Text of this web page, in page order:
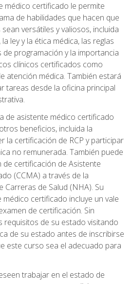
médico certificado le permite
de habilidades que hacen que
versátiles y valiosos, incluida
ley y la ética médica, las reglas
de programación y la importancia
clínicos certificados como
atención médica. También estará
tareas desde la oficina principal
de asistente médico certificado
beneficios, incluida la
la certificación de RCP y participar
no remunerada. También puede
certificación de Asistente
(CCMA) a través de la
de Salud (NHA). Su
certificado incluye un vale
de certificación. Sin
requisitos de su estado visitando
de su estado antes de inscribirse
este curso sea el adecuado para
trabajar en el estado de